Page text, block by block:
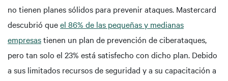
no tienen planes sólidos para prevenir ataques. Mastercard
descubrió queel 86% de las pequeñas y medianas
empresastienen un plan de prevención de ciberataques,
pero tan solo el 23% está satisfecho con dicho plan. Debido
a sus limitados recursos de seguridad y a su capacitación a